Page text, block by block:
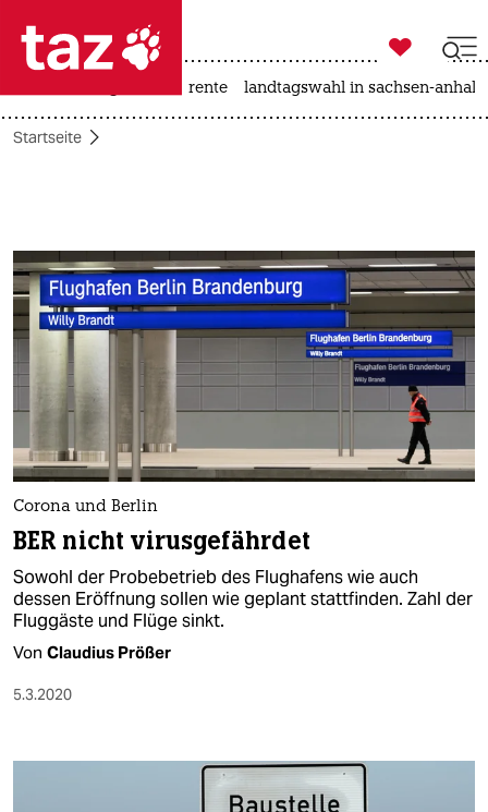
politik
öko
gesellschaft
kultur
sport
berlin
nord
wahrheit
verlag
shop

taz zahl ich
rente landtagswahl in sachsen-anhalt
Startseite
Corona und Berlin
BER nicht virusgefährdet
Sowohl der Probebetrieb des Flughafens wie auch
dessen Eröff­nung sollen wie geplant stattfinden. Zahl der
Fluggäste und Flüge sinkt.
Von Claudius Prößer
5.3.2020